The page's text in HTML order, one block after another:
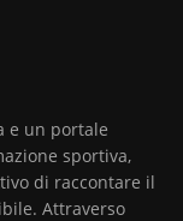
e un portale
sportiva,
di raccontare il
Attraverso